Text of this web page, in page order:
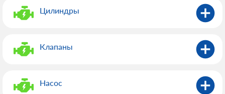
Цилиндры
Клапаны
Насос